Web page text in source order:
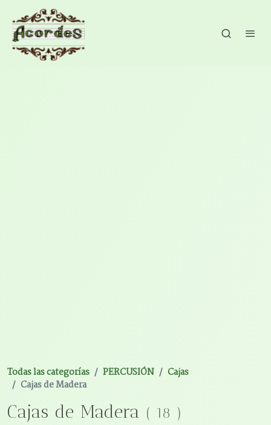
Todas las categorías PERCUSIÓN
Cajas
Cajas de Madera
Cajas de Madera ( 18 )